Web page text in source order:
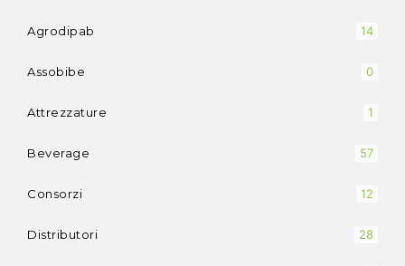
Agrodipab 14
Assobibe 0
Attrezzature 1
Beverage 57
Consorzi 12
Distributori 28